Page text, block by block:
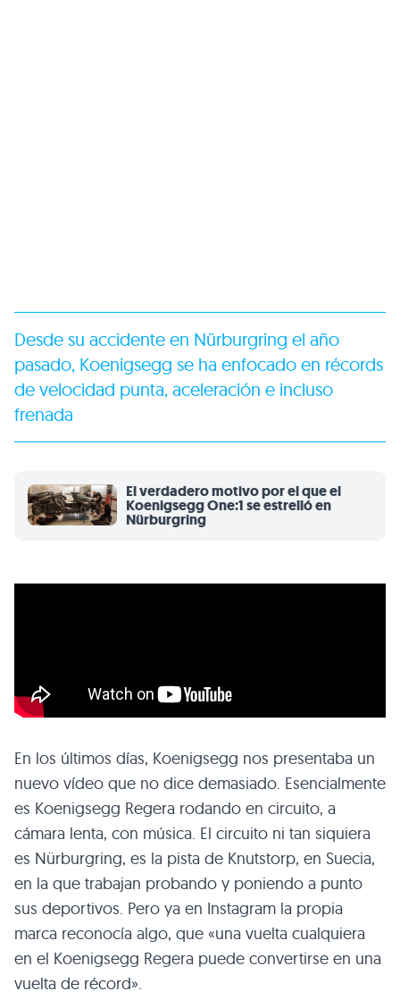
Desde su accidente en Nürburgring el año
pasado, Koenigsegg se ha enfocado en récords
de velocidad punta, aceleración e incluso
frenada
El verdadero motivo por el que el
Koenigsegg One:1 se estrelló en
Nürburgring
En los últimos días, Koenigsegg nos presentaba un
nuevo vídeo que no dice demasiado. Esencialmente
es Koenigsegg Regera rodando en circuito, a
cámara lenta, con música. El circuito ni tan siquiera
es Nürburgring, es la pista de Knutstorp, en Suecia,
en la que trabajan probando y poniendo a punto
sus deportivos. Pero ya en Instagram la propia
marca reconocía algo, que «una vuelta cualquiera
en el Koenigsegg Regera puede convertirse en una
vuelta de récord».